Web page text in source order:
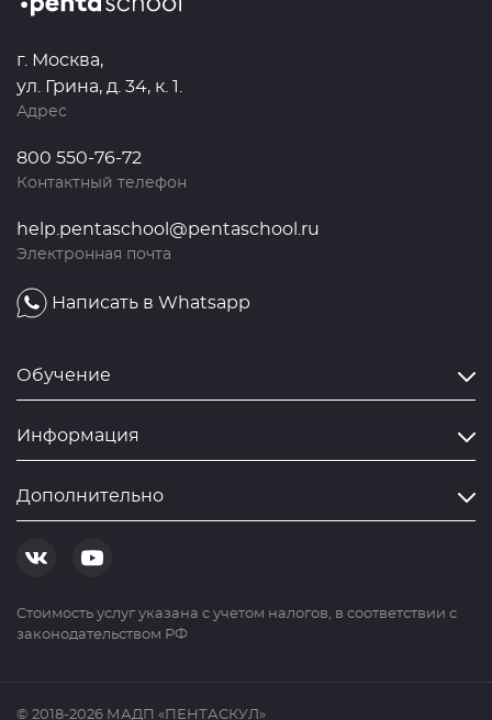
г. Москва,
ул. Грина, д. 34, к. 1.
Адрес
800 550-76-72
Контактный телефон
help.pentaschool@pentaschool.ru
Электронная почта
Написать в Whatsapp
Обучение
Информация
Дополнительно
Cтоимость услуг указана с учетом налогов, в соответствии с
законодательством РФ
© 2018-2026 МАДП «ПЕНТАСКУЛ»